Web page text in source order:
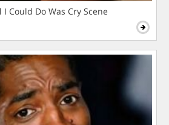
Could Do Was Cry Scene